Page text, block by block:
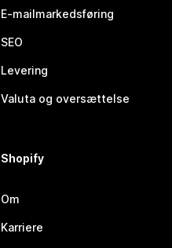
E-mailmarkedsføring
SEO
Levering
Valuta og oversættelse
Shopify
Om
Karriere